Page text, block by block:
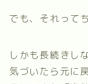
でも、それって
しかも長続きしな
気づいたら元に